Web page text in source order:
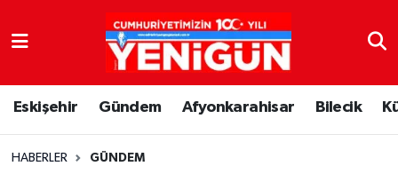
Eskişehir Gündem Afyonkarahisar Bilecik
HABERLER GÜNDEM
Nöbetçi Eczaneler
Hava Durumu
Trafik Durumu